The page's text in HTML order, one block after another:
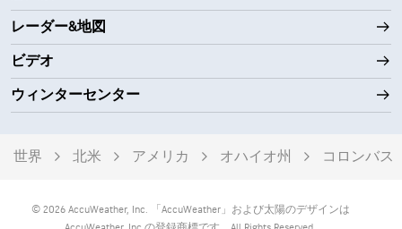
レーダー&地図
ビデオ
ウィンターセンター
世界 北米 アメリカ オハイオ州 コロンバス
© 2026 AccuWeather, Inc. 「AccuWeather」および太陽のデザインは